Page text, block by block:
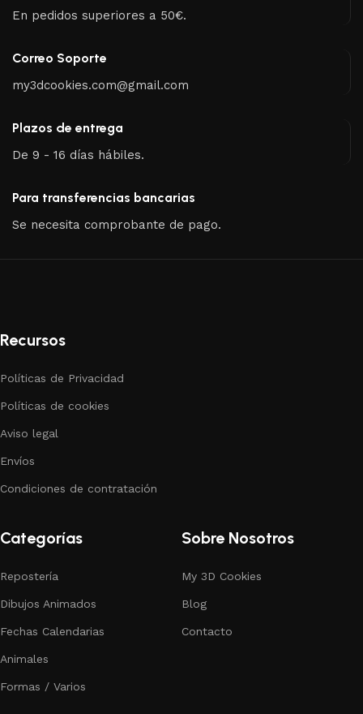
En pedidos superiores a 50€.
Correo Soporte
my3dcookies.com@gmail.com
Plazos de entrega
De 9 - 16 días hábiles.
Para transferencias bancarias
Se necesita comprobante de pago.
Recursos
Políticas de Privacidad
Políticas de cookies
Aviso legal
Envíos
Condiciones de contratación
Categorías
Repostería
Dibujos Animados
Fechas Calendarias
Animales
Formas / Varios
Sobre Nosotros
My 3D Cookies
Blog
Contacto